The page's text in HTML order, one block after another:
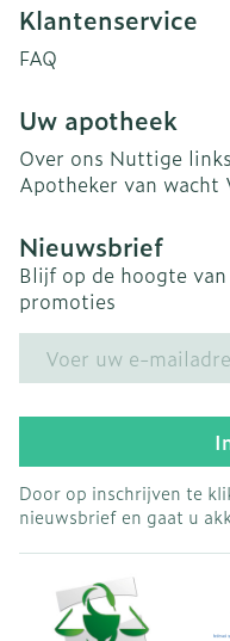
Klantenservice
FAQ
Uw apotheek
Over ons Nuttige links
Apotheker van wacht
Nieuwsbrief
Blijf op de hoogte
promoties
Door op inschrijven te
nieuwsbrief en gaat u